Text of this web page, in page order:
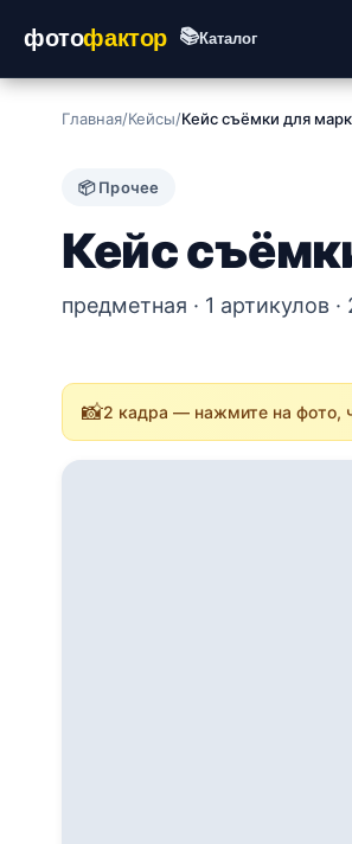
фотофактор 📚Каталог
Главная/Кейсы/Кейс съёмки для
📦 Прочее
Кейс
предметная · 1 артикулов ·
📸2 кадра — нажмите на фото,